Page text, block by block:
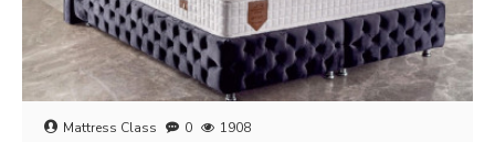
Mattress Class 0 1908